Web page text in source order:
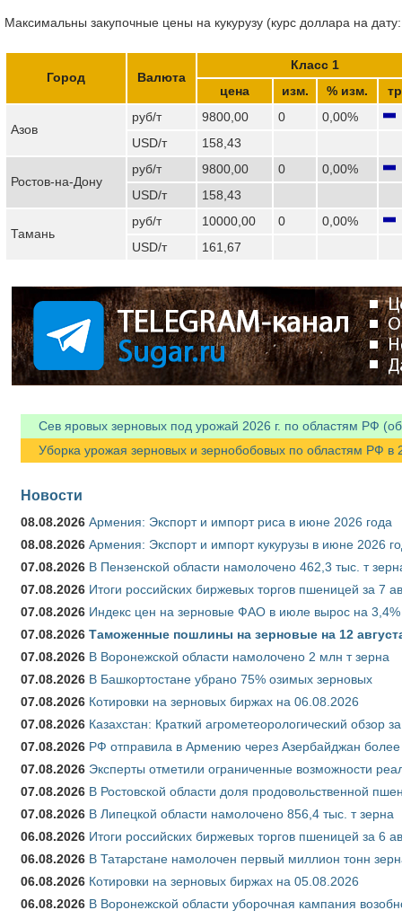
Максимальны закупочные цены на кукурузу (курс доллара на
Город Валюта
Класс 1
цена
изм. % изм.
Азов
руб/т 9800,00 0
0,00%
USD/т
158,43
Ростов-на-Дону
руб/т 9800,00 0
0,00%
USD/т
158,43
Тамань
руб/т 10000,00 0
0,00%
USD/т
161,67
Сев яровых зерновых под урожай 2026 г. по областям РФ
Уборка урожая зерновых и зернобобовых по областям РФ в
Новости
08.08.2026 Армения: Экспорт и импорт риса в июне 2026 года
08.08.2026 Армения: Экспорт и импорт кукурузы в июне 2026
07.08.2026 В Пензенской области намолочено 462,3 тыс. т
07.08.2026 Итоги российских биржевых торгов пшеницей за 7
07.08.2026 Индекс цен на зерновые ФАО в июле вырос на 3,4%
07.08.2026 Таможенные пошлины на зерновые на 12
07.08.2026 В Воронежской области намолочено 2 млн т зерна
07.08.2026 В Башкортостане убрано 75% озимых зерновых
07.08.2026 Котировки на зерновых биржах на 06.08.2026
07.08.2026 Казахстан: Краткий агрометеорологический обзор
07.08.2026 РФ отправила в Армению через Азербайджан более
07.08.2026 Эксперты отметили ограниченные возможности
07.08.2026 В Ростовской области доля продовольственной
07.08.2026 В Липецкой области намолочено 856,4 тыс. т зерна
06.08.2026 Итоги российских биржевых торгов пшеницей за 6
06.08.2026 В Татарстане намолочен первый миллион тонн
06.08.2026 Котировки на зерновых биржах на 05.08.2026
06.08.2026 В Воронежской области уборочная кампания